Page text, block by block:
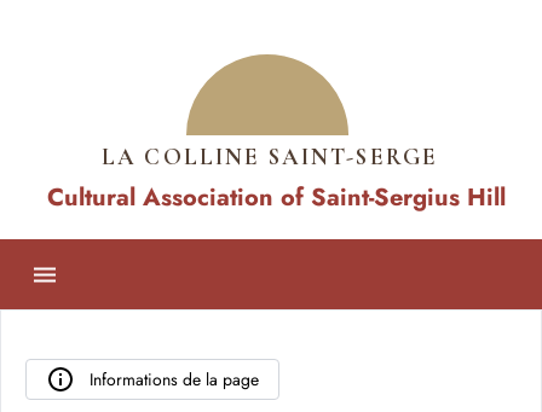
LA COLLINE SAINT-SERGE
Cultural Association of Saint-Sergius Hill
Informations de la page